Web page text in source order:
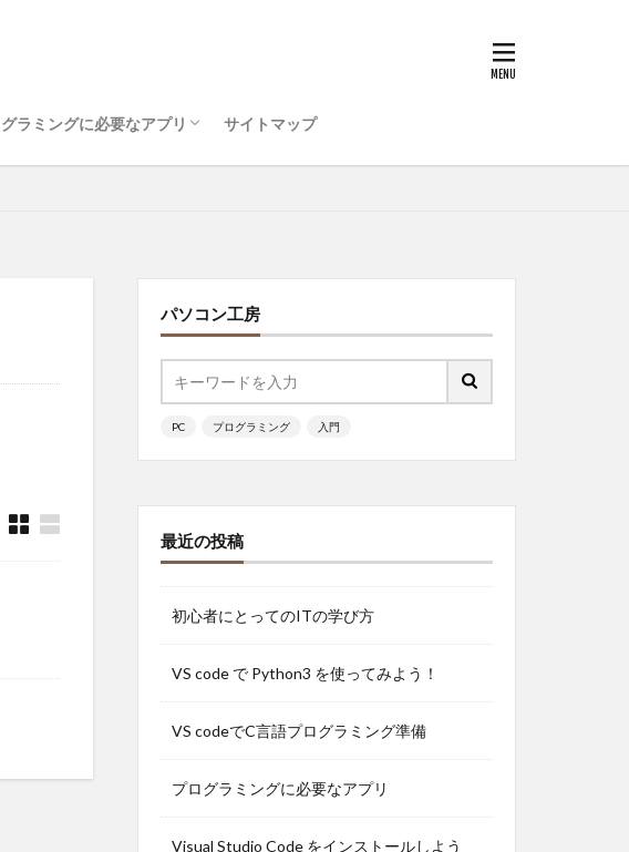
知
快
ラミングに必要なアプリ
グラミングを行うためのコンピュータ環
コンのセキュリティ対策を行おう
Studio Code をインストールしよう
チタイピングとプログラミング ・・・
サイトマップ
パソコン工房
PC プログラミング 入門
最近の投稿
初心者にとってのITの学び方
VS code で Python3 を使ってみよう！
VS codeでC言語プログラミング準備
プログラミングに必要なアプリ
Visual Studio Code をインストールしよう
せブラインドタッチ
ップ